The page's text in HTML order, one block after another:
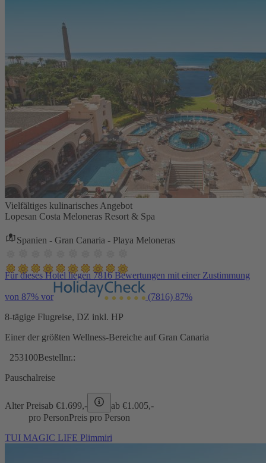
Vielfältiges kulinarisches Angebot
Lopesan Costa Meloneras Resort & Spa
Spanien - Gran Canaria - Playa Meloneras
Für dieses Hotel liegen 7816 Bewertungen mit einer Zustimmung
von 87% vor (7816) 87%
8-tägige Flugreise, DZ inkl. HP
Einer der größten Wellness-Bereiche auf Gran Canaria
253100Bestellnr.:
Pauschalreise
Alter Preisab €1.699,- ab €1.005,-
pro PersonPreis pro Person
TUI MAGIC LIFE Plimmiri